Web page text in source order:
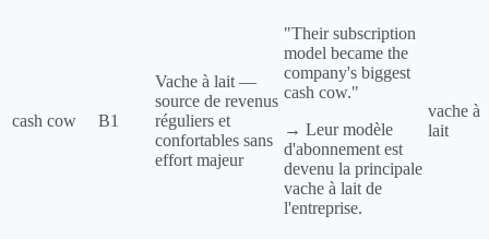
cash cow B1
Vache à lait —
source de revenus
réguliers et
confortables sans
effort majeur
"Their subscription
model became the
company's biggest
cash cow."
→ Leur modèle
d'abonnement est
devenu la principale
vache à lait de
l'entreprise.
vache à
lait